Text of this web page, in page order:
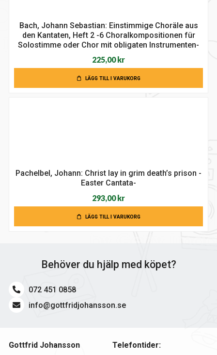
Bach, Johann Sebastian: Einstimmige Choräle aus
den Kantaten, Heft 2 -6 Choralkompositionen für
Solostimme oder Chor mit obligaten Instrumenten-
225,00 kr
LÄGG TILL I VARUKORG
Pachelbel, Johann: Christ lay in grim death’s prison -
Easter Cantata-
293,00 kr
LÄGG TILL I VARUKORG
Behöver du hjälp med köpet?
072 451 0858
info@gottfridjohansson.se
Gottfrid Johansson Telefontider: